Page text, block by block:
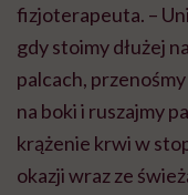
fizjoterapeuta. –
gdy stoimy dłużej na
palcach, przenośmy
na boki i ruszajmy
krążenie krwi w
okazji wraz ze